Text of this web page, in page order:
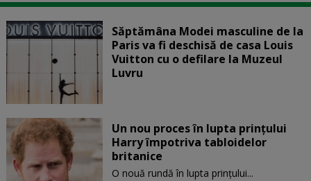
Săptămâna Modei masculine de la
Paris va fi deschisă de casa Louis
Vuitton cu o defilare la Muzeul
Luvru
Un nou proces în lupta prinţului
Harry împotriva tabloidelor
britanice
O nouă rundă în lupta prinţului...